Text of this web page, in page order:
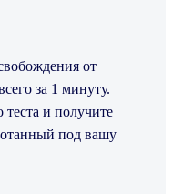
от
за 1 минуту.
и получите
под вашу